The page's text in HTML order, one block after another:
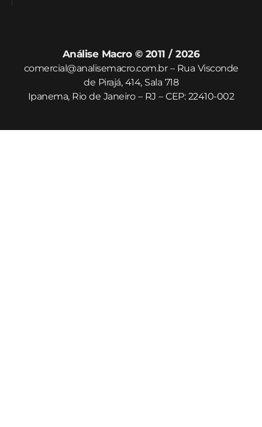
Análise Macro © 2011 / 2026
comercial@analisemacro.com.br – Rua Visconde
de Pirajá, 414, Sala 718
Ipanema, Rio de Janeiro – RJ – CEP: 22410-002